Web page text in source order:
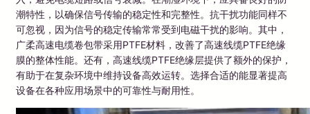
潮特性，以确保信号传输的稳定性和完整性。抗干扰功能同样不
可忽视，因为信号的稳定传输常常受到电磁干扰的影响。其中，
广柔高速电缆卷包带采用PTFE材料，改善了高速线缆PTFE绝缘
膜的整体性能。还有，高速线缆PTFE绝缘层提供了额外的保护，
有助于在复杂环境中维持设备高效运转。选择合适的能显著提高
设备在各种应用场景中的可靠性与耐用性。